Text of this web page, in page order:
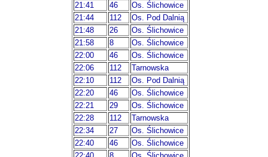
21:41
46
Os. Ślichowice
21:44
112
Os. Pod Dalnią
21:48
26
Os. Ślichowice
21:58
8
Os. Ślichowice
22:00
46
Os. Ślichowice
22:06
112
Tarnowska
22:10
112
Os. Pod Dalnią
22:20
46
Os. Ślichowice
22:21
29
Os. Ślichowice
22:28
112
Tarnowska
22:34
27
Os. Ślichowice
22:40
46
Os. Ślichowice